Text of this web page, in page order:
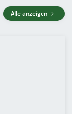
Alle anzeigen